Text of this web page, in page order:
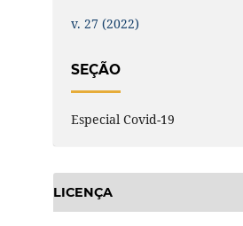
v. 27 (2022)
SEÇÃO
Especial Covid-19
LICENÇA